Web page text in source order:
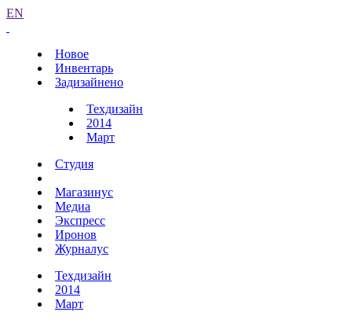
EN
Новое
Инвентарь
Задизайнено
Техдизайн
2014
Март
Студия
Магазинус
Медиа
Экспресс
Иронов
Журналус
Техдизайн
2014
Март